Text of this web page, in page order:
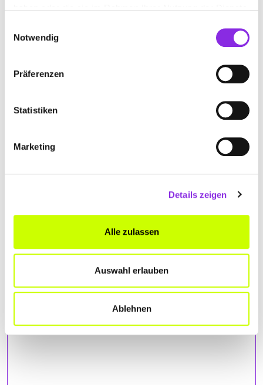
Notwendig
Präferenzen
Statistiken
Marketing
Details zeigen
Alle zulassen
Auswahl erlauben
Ablehnen
Netter kleiner Buchladen mit besonderen Büchern . Sehr
freundliche und hilfsbereite Buchhändlerin.....wirkt sehr
Du die Map sehen kannst.